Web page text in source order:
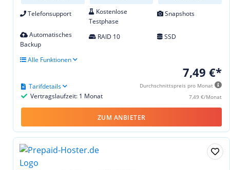
Telefonsupport
Kostenlose
Testphase
Snapshots
Automatisches
Backup
RAID 10 SSD
Alle Funktionen
7,49 €*
Durchschnittspreis pro Monat
7,49 €/Monat
Vertragslaufzeit: 1 Monat
Tarifdetails
ZUM ANBIETER